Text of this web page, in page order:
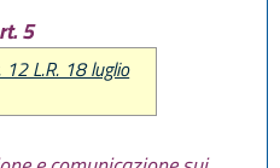
5
12 L.R. 18 luglio